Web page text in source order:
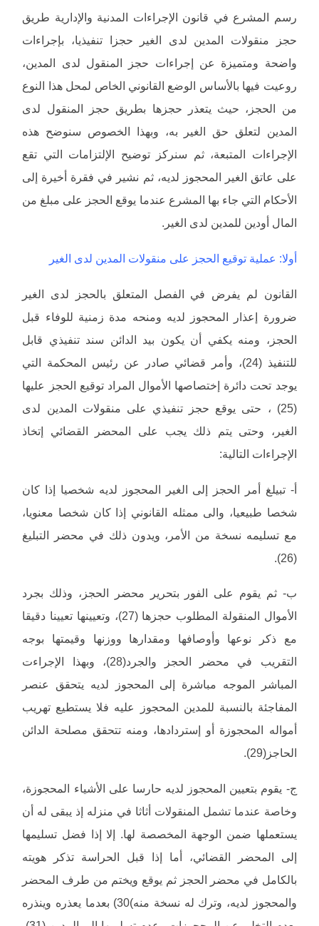
رسم المشرع في قانون الإجراءات المدنية والإدارية طريق
حجز منقولات المدين لدى الغير حجزا تنفيذيا، بإجراءات
واضحة ومتميزة عن إجراءات حجز المنقول لدى المدين،
روعيت فيها بالأساس الوضع القانوني الخاص لمحل هذا النوع
من الحجز، حيث يتعذر حجزها بطريق حجز المنقول لدى
المدين لتعلق حق الغير به، وبهذا الخصوص سنوضح هذه
الإجراءات المتبعة، ثم سنركز توضيح الإلتزامات التي تقع
على عاتق الغير المحجوز لديه، ثم نشير في فقرة أخيرة إلى
الأحكام التي جاء بها المشرع عندما يوقع الحجز على مبلغ من
المال أودين للمدين لدى الغير.
أولا: عملية توقيع الحجز على منقولات المدين لدى الغير
القانون لم يفرض في الفصل المتعلق بالحجز لدى الغير
ضرورة إعذار المحجوز لديه ومنحه مدة زمنية للوفاء قبل
الحجز، ومنه يكفي أن يكون بيد الدائن سند تنفيذي قابل
للتنفيذ (24)، وأمر قضائي صادر عن رئيس المحكمة التي
يوجد تحت دائرة إختصاصها الأموال المراد توقيع الحجز عليها
(25) ، حتى يوقع حجز تنفيذي على منقولات المدين لدى
الغير، وحتى يتم ذلك يجب على المحضر القضائي إتخاذ
الإجراءات التالية:
أ- تبيلغ أمر الحجز إلى الغير المحجوز لديه شخصيا إذا كان
شخصا طبيعيا، والى ممثله القانوني إذا كان شخصا معنويا،
مع تسليمه نسخة من الأمر، ويدون ذلك في محضر التبليغ
(26).
ب- ثم يقوم على الفور بتحرير محضر الحجز، وذلك بجرد
الأموال المنقولة المطلوب حجزها (27)، وتعيينها تعيينا دقيقا
مع ذكر نوعها وأوصافها ومقدارها ووزنها وقيمتها بوجه
التقريب في محضر الحجز والجرد(28)، وبهذا الإجراءت
المباشر الموجه مباشرة إلى المحجوز لديه يتحقق عنصر
المفاجئة بالنسبة للمدين المحجوز عليه فلا يستطيع تهريب
أمواله المحجوزة أو إستردادها، ومنه تتحقق مصلحة الدائن
الحاجز(29).
ج- يقوم بتعيين المحجوز لديه حارسا على الأشياء المحجوزة،
وخاصة عندما تشمل المنقولات أثاثا في منزله إذ يبقى له أن
يستعملها ضمن الوجهة المخصصة لها. إلا إذا فضل تسليمها
إلى المحضر القضائي، أما إذا قبل الحراسة تذكر هويته
بالكامل في محضر الحجز ثم يوقع ويختم من طرف المحضر
والمحجوز لديه، وترك له نسخة منه)30) بعدما يعذره وينذره